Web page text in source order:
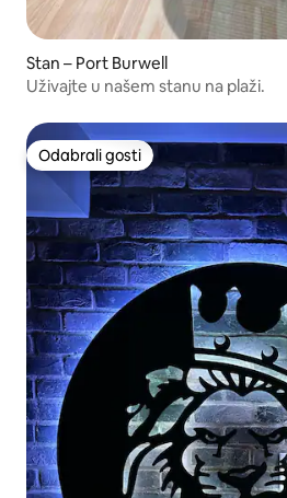
Stan – Port Burwell
Uživajte u našem stanu na plaži.
Odabrali gosti
Odabrali gosti